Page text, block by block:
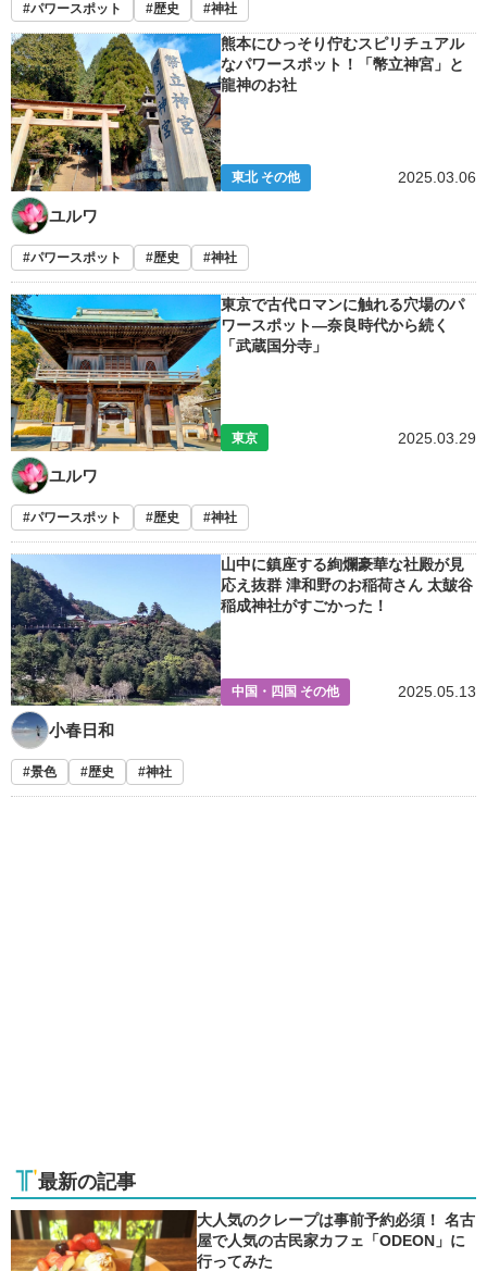
パワースポット 歴史 神社
熊本にひっそり佇むスピリチュアル
なパワースポット！「幣立神宮」と
龍神のお社
東北 その他 2025.03.06
ユルワ
パワースポット 歴史 神社
東京で古代ロマンに触れる穴場のパ
ワースポット―奈良時代から続く
「武蔵国分寺」
東京 2025.03.29
ユルワ
パワースポット 歴史 神社
山中に鎮座する絢爛豪華な社殿が見
応え抜群 津和野のお稲荷さん 太皷谷
稲成神社がすごかった！
中国・四国 その他 2025.05.13
小春日和
景色 歴史 神社
最新の記事
大人気のクレープは事前予約必須！ 名古
屋で人気の古民家カフェ「ODEON」に
行ってみた